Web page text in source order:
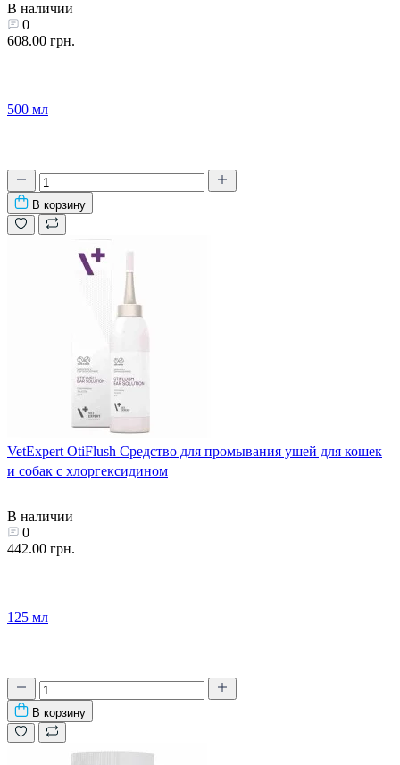
В наличии
0
608.00 грн.
500 мл
В корзину
VetExpert OtiFlush Средство для промывания ушей для кошек
и собак с хлоргексидином
В наличии
0
442.00 грн.
125 мл
В корзину